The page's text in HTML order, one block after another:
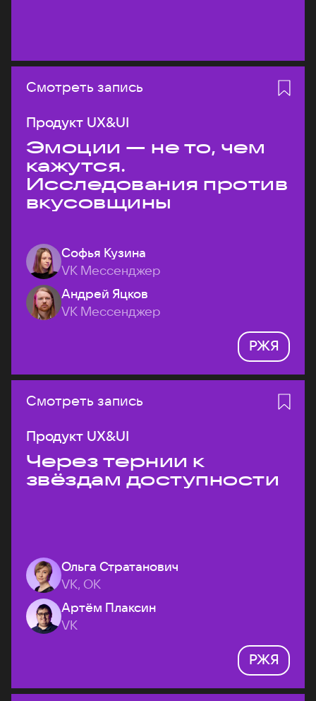
Смотреть запись
Продукт UX&UI
Эмоции — не то, чем
кажутся.
Исследования против
вкусовщины
Софья Кузина
VK Мессенджер
Андрей Яцков
VK Мессенджер
РЖЯ
Смотреть запись
Продукт UX&UI
Через тернии к
звёздам доступности
Ольга Стратанович
VK, ОК
Артём Плаксин
VK
РЖЯ